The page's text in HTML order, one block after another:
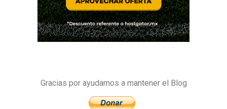
Gracias por ayudarnos a mantener el Blog